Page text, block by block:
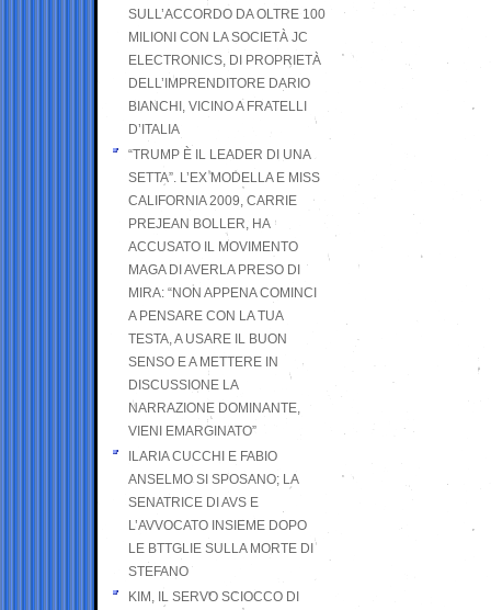
SULL’ACCORDO DA OLTRE 100
MILIONI CON LA SOCIETÀ JC
ELECTRONICS, DI PROPRIETÀ
DELL’IMPRENDITORE DARIO
BIANCHI, VICINO A FRATELLI
D’ITALIA
“TRUMP È IL LEADER DI UNA
SETTA”. L’EX MODELLA E MISS
CALIFORNIA 2009, CARRIE
PREJEAN BOLLER, HA
ACCUSATO IL MOVIMENTO
MAGA DI AVERLA PRESO DI
MIRA: “NON APPENA COMINCI
A PENSARE CON LA TUA
TESTA, A USARE IL BUON
SENSO E A METTERE IN
DISCUSSIONE LA
NARRAZIONE DOMINANTE,
VIENI EMARGINATO”
ILARIA CUCCHI E FABIO
ANSELMO SI SPOSANO; LA
SENATRICE DI AVS E
L’AVVOCATO INSIEME DOPO
LE BTTGLIE SULLA MORTE DI
STEFANO
KIM, IL SERVO SCIOCCO DI